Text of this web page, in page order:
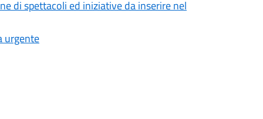
di spettacoli ed iniziative da inserire nel
urgente